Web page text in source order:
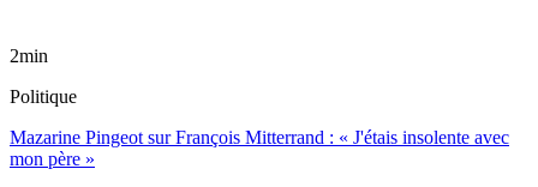
2min
Politique
Mazarine Pingeot sur François Mitterrand : « J'étais insolente avec
mon père »